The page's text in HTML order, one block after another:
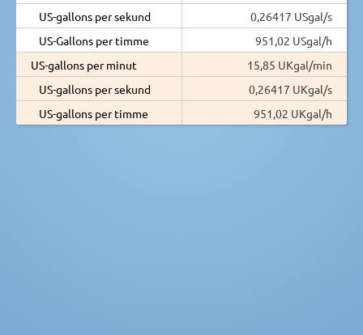
US-gallons per sekund
0,26417 USgal/s
US-Gallons per timme
951,02 USgal/h
US-gallons per minut
15,85 UKgal/min
US-gallons per sekund
0,26417 UKgal/s
US-gallons per timme
951,02 UKgal/h